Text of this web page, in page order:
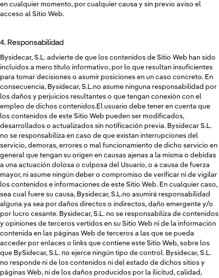
en cualquier momento, por cualquier causa y sin previo aviso el
acceso al Sitio Web.
4. Responsabilidad
Bysidecar, S.L. advierte de que los contenidos de Sitio Web han sido
incluidos a mero título informativo, por lo que resultan insuficientes
para tomar decisiones o asumir posiciones en un caso concreto. En
consecuencia, Bysidecar, S.L.no asume ninguna responsabilidad por
los daños y perjuicios resultantes o que tengan conexión con el
empleo de dichos contenidos.El usuario debe tener en cuenta que
los contenidos de este Sitio Web pueden ser modificados,
desarrollados o actualizados sin notificación previa. Bysidecar S.L.
no se responsabiliza en caso de que existan interrupciones del
servicio, demoras, errores o mal funcionamiento de dicho servicio en
general que tengan su origen en causas ajenas a la misma o debidas
a una actuación dolosa o culposa del Usuario, o a causa de fuerza
mayor, ni asume ningún deber o compromiso de verificar ni de vigilar
los contenidos e informaciones de este Sitio Web. En cualquier caso,
sea cual fuere su causa, Bysidecar, S.L.no asumirá responsabilidad
alguna ya sea por daños directos o indirectos, daño emergente y/o
por lucro cesante. Bysidecar, S.L. no se responsabiliza de contenidos
y opiniones de terceros vertidos en su Sitio Web ni de la información
contenida en las páginas Web de terceros a las que se pueda
acceder por enlaces o links que contiene este Sitio Web, sobre los
que BySidecar, S.L. no ejerce ningún tipo de control. Bysidecar, S.L.
no responde ni de los contenidos ni del estado de dichos sitios y
páginas Web, ni de los daños producidos por la ilicitud, calidad,